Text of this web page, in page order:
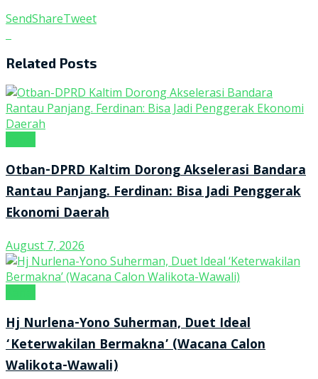
SendShareTweet
Related Posts
Otban-DPRD Kaltim Dorong Akselerasi Bandara
Rantau Panjang. Ferdinan: Bisa Jadi Penggerak
Ekonomi Daerah
August 7, 2026
Hj Nurlena-Yono Suherman, Duet Ideal
‘Keterwakilan Bermakna’ (Wacana Calon
Walikota-Wawali)